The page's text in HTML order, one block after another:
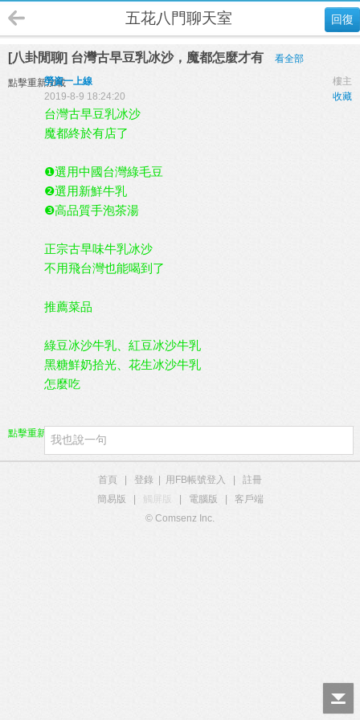
回復
五花八門聊天室
[八卦閒聊] 台灣古早豆乳冰沙，魔都怎麼才有 看全部
點擊重新加載 樓主
勞資一上線
收藏
2019-8-9 18:24:20
台灣古早豆乳冰沙
魔都終於有店了
❶選用中國台灣綠毛豆
❷選用新鮮牛乳
❸高品質手泡茶湯
正宗古早味牛乳冰沙
不用飛台灣也能喝到了
推薦菜品
綠豆冰沙牛乳、紅豆冰沙牛乳
黑糖鮮奶拾光、花生冰沙牛乳
怎麼吃
點擊重新加載
首頁 登錄 用FB帳號登入
註冊
簡易版
觸屏版 電腦版
客戶端
© Comsenz Inc.